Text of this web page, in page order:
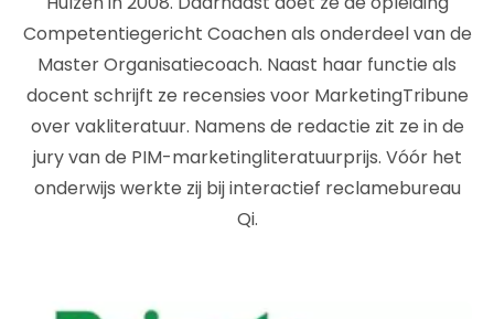
Competentiegericht Coachen als onderdeel van de
Master Organisatiecoach. Naast haar functie als
docent schrijft ze recensies voor MarketingTribune
over vakliteratuur. Namens de redactie zit ze in de
jury van de PIM-marketingliteratuurprijs. Vóór het
onderwijs werkte zij bij interactief reclamebureau
Qi.